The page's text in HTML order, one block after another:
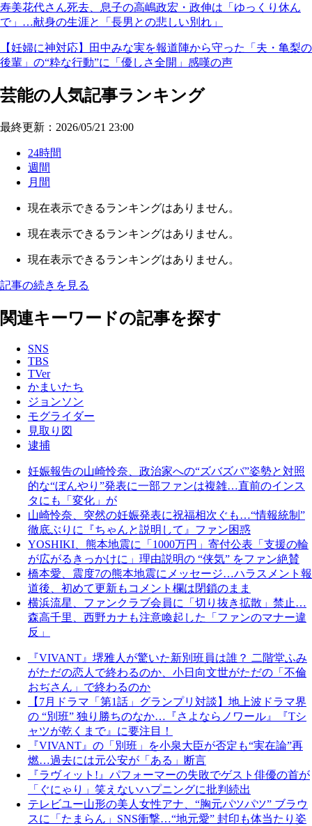
寿美花代さん死去、息子の高嶋政宏・政伸は「ゆっくり休ん
で」…献身の生涯と「長男との悲しい別れ」
【妊婦に神対応】田中みな実を報道陣から守った「夫・亀梨の
後輩」の“粋な行動”に「優しさ全開」感嘆の声
芸能の人気記事ランキング
最終更新：2026/05/21 23:00
24時間
週間
月間
現在表示できるランキングはありません。
現在表示できるランキングはありません。
現在表示できるランキングはありません。
記事の続きを見る
関連キーワードの記事を探す
SNS
TBS
TVer
かまいたち
ジョンソン
モグライダー
見取り図
逮捕
妊娠報告の山崎怜奈、政治家への“ズバズバ”姿勢と対照
的な“ぼんやり”発表に一部ファンは複雑…直前のインス
タにも「変化」が
山崎怜奈、突然の妊娠発表に祝福相次ぐも…“情報統制”
徹底ぶりに『ちゃんと説明して』ファン困惑
YOSHIKI、熊本地震に「1000万円」寄付公表「支援の輪
が広がるきっかけに」理由説明の “侠気” をファン絶賛
橋本愛、震度7の熊本地震にメッセージ…ハラスメント報
道後、初めて更新もコメント欄は閉鎖のまま
横浜流星、ファンクラブ会員に「切り抜き拡散」禁止…
森高千里、西野カナも注意喚起した「ファンのマナー違
反」
『VIVANT』堺雅人が驚いた新別班員は誰？ 二階堂ふみ
がただの恋人で終わるのか、小日向文世がただの「不倫
おぢさん」で終わるのか
【7月ドラマ「第1話」グランプリ対談】地上波ドラマ界
の “別班” 独り勝ちのなか…『さよならノワール』『Tシ
ャツが乾くまで』に要注目！
『VIVANT』の「別班」を小泉大臣が否定も“実在論”再
燃…過去には元公安が「ある」断言
『ラヴィット!』パフォーマーの失敗でゲスト俳優の首が
「ぐにゃり」笑えないハプニングに批判続出
テレビユー山形の美人女性アナ、“胸元パツパツ” ブラウ
スに「たまらん」SNS衝撃…“地元愛” 封印も体当たり姿